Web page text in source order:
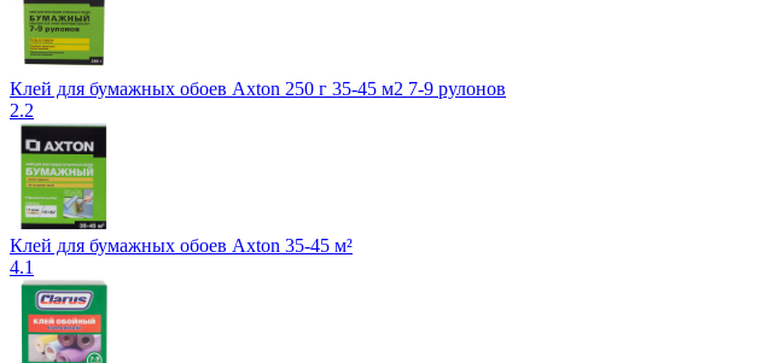
Клей для бумажных обоев Axton 250 г 35-45 м2 7-9 рулонов
2.2
Клей для бумажных обоев Axton 35-45 м²
4.1